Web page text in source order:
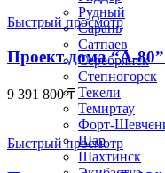
Рудный
Сарань
Сатпаев
Серебрянск
Степногорск
Текели
Темиртау
Форт-
Шар
Шахтинск
Быстрый просмотр
Проект дома “А-
9 391 800₸
Быстрый просмотр